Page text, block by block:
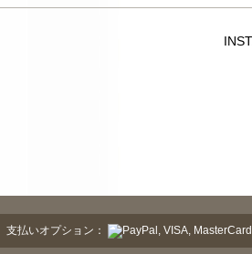
支払いオプション：